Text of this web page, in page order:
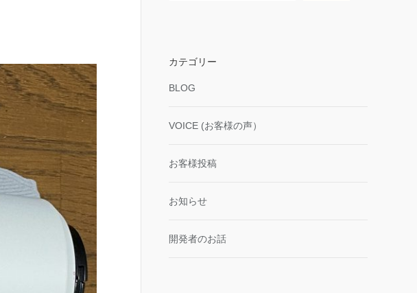
カテゴリー
BLOG
VOICE (お客様の声）
お客様投稿
お知らせ
開発者のお話